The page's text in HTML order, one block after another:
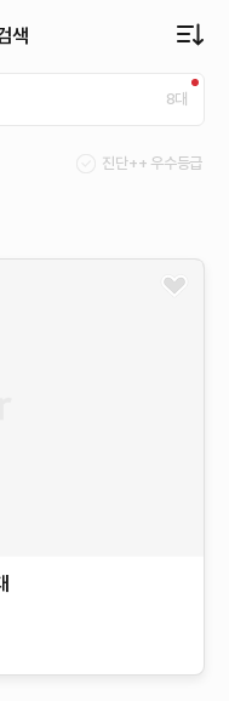
색
8대
진단++ 우수등급